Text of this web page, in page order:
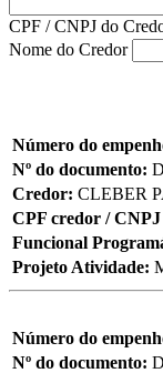
CPF / CNPJ do
Nome do Credor
Número do
Nº do documento:
Credor: CLEBER
CPF credor /
Funcional
Projeto Atividade:
Número do
Nº do documento: